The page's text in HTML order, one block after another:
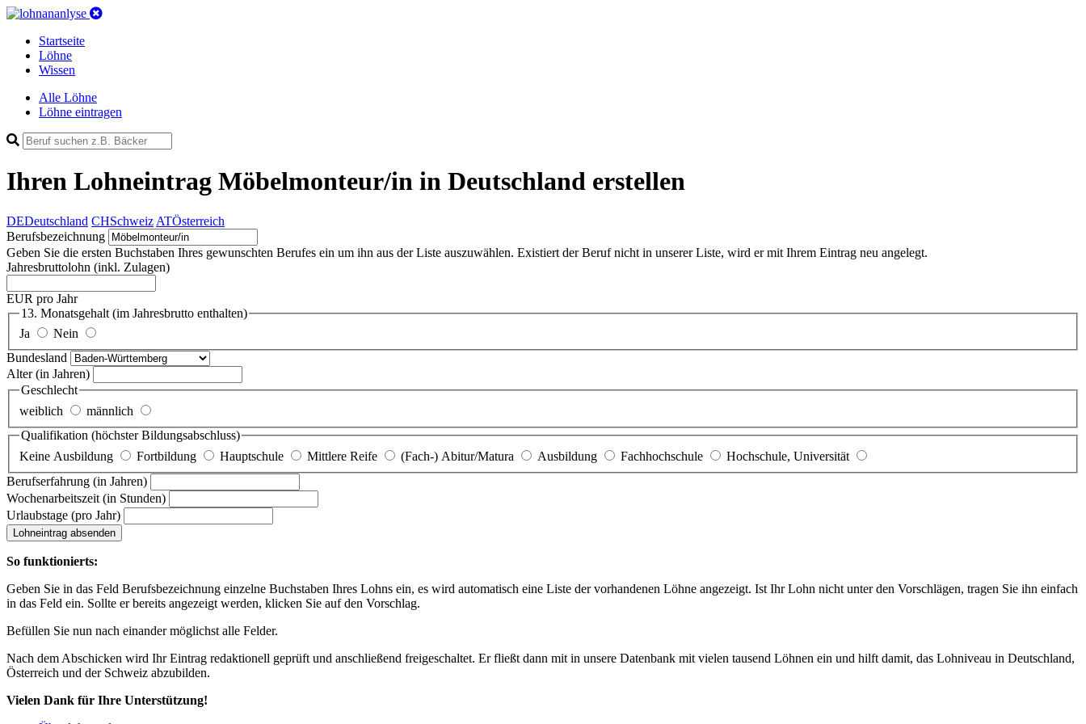
Startseite
Löhne
Wissen
Alle Löhne
Löhne eintragen
Ihren Lohneintrag Möbelmonteur/in in Deutschland erstellen
DEDeutschland CHSchweiz ATÖsterreich
Berufsbezeichnung
Geben Sie die ersten Buchstaben Ihres gewunschten Berufes ein um ihn aus der Liste auszuwählen. Existiert der Beruf nicht in unserer Liste, wird er mit Ihrem Eintrag neu angelegt.
Jahresbruttolohn (inkl. Zulagen)
EUR pro Jahr
13. Monatsgehalt (im Jahresbrutto enthalten)
Ja
Nein
Bundesland
Alter(in Jahren)
Geschlecht
weiblich
männlich
Qualifikation (höchster Bildungsabschluss)
Keine Ausbildung
Fortbildung Hauptschule Mittlere Reife (Fach-) Abitur/Matura Ausbildung Fachhochschule
Hochschule, Universität
Berufserfahrung (in Jahren)
Wochenarbeitszeit (in Stunden)
Urlaubstage (pro Jahr)
Lohneintrag absenden
So funktionierts:
Geben Sie in das Feld Berufsbezeichnung einzelne Buchstaben Ihres Lohns ein, es wird automatisch eine Liste der vorhandenen Löhne angezeigt. Ist Ihr Lohn nicht unter den Vorschlägen, tragen Sie ihn einfach
in das Feld ein. Sollte er bereits angezeigt werden, klicken Sie auf den Vorschlag.
Befüllen Sie nun nach einander möglichst alle Felder.
Nach dem Abschicken wird Ihr Eintrag redaktionell geprüft und anschließend freigeschaltet. Er fließt dann mit in unsere Datenbank mit vielen tausend Löhnen ein und hilft damit, das Lohniveau in Deutschland,
Österreich und der Schweiz abzubilden.
Vielen Dank für Ihre Unterstützung!